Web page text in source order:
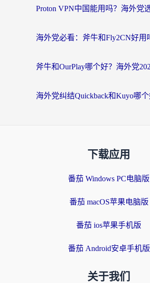
下载应用
番茄 Windows PC电脑版
番茄 macOS苹果电脑版
番茄 ios苹果手机版
番茄 Android安卓手机版
关于我们